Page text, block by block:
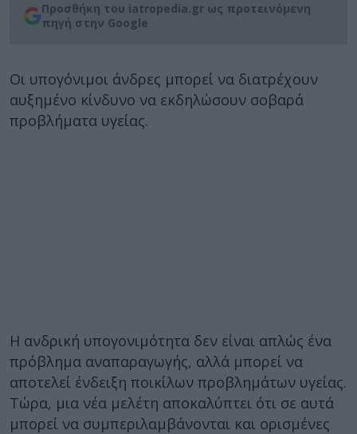
Προσθήκη του iatropedia.gr ως προτεινόμενη
πηγή στην Google
Οι υπογόνιμοι άνδρες μπορεί να διατρέχουν
αυξημένο κίνδυνο να εκδηλώσουν σοβαρά
προβλήματα υγείας.
Η ανδρική υπογονιμότητα δεν είναι απλώς ένα
πρόβλημα αναπαραγωγής, αλλά μπορεί να
αποτελεί ένδειξη ποικίλων προβλημάτων υγείας.
Τώρα, μια νέα μελέτη αποκαλύπτει ότι σε αυτά
μπορεί να συμπεριλαμβάνονται και ορισμένες